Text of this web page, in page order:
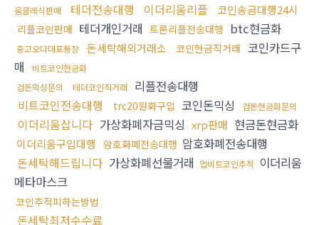
움클레식판매
테더전송대행 이더리움리플 코인송금대행24시
리플코인판매 테더개인거래 트론리플전송대행 btc현금화
중고오다대포통장 돈세탁해외거래소 코인현금직거래 코인카드구
매
비트코인현금화
검돈믹싱문의
테더코인직거래
리플전송대행
비트코인전송대행
trc20원화구입 코인돈믹싱 검돈현금화문의
이더리움삽니다 가상화폐자금믹싱 xrp판매 현금돈현금화
이더리움구입대행 암호화폐전송대행 암호화폐전송대행
돈세탁해드립니다 가상화폐선물거래 업비트코인추적 이더리움
메타마스크
코인추적피하는방법
돈세탁최저수수료